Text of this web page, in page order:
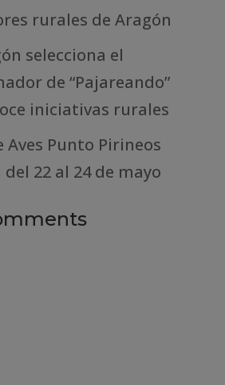
rurales de Aragón
selecciona el
de “Pajareando”
iniciativas rurales
Aves Punto Pirineos
del 22 al 24 de mayo